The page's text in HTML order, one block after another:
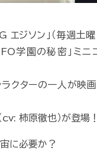
エジソン」（毎週土曜
学園の秘密」ミニ
ラクターの一人が映
cv: 柿原徹也）が登場！
に必要か？